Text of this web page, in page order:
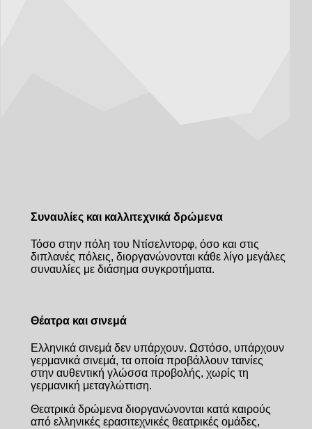
Συναυλίες και καλλιτεχνικά δρώμενα
Τόσο στην πόλη του Ντίσελντορφ, όσο και στις
διπλανές πόλεις, διοργανώνονται κάθε λίγο μεγάλες
συναυλίες με διάσημα συγκροτήματα.
Θέατρα και σινεμά
Ελληνικά σινεμά δεν υπάρχουν. Ωστόσο, υπάρχουν
γερμανικά σινεμά, τα οποία προβάλλουν ταινίες
στην αυθεντική γλώσσα προβολής, χωρίς τη
γερμανική μεταγλώττιση.
Θεατρικά δρώμενα διοργανώνονται κατά καιρούς
από ελληνικές ερασιτεχνικές θεατρικές ομάδες,